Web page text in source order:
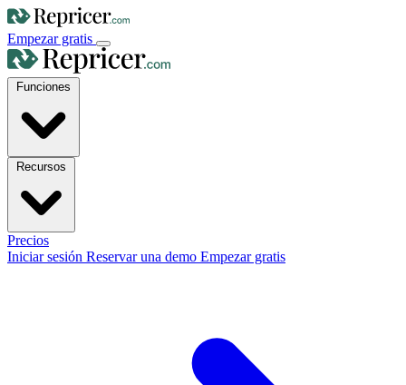
Empezar gratis
Precios
Iniciar sesión Reservar una demo Empezar gratis